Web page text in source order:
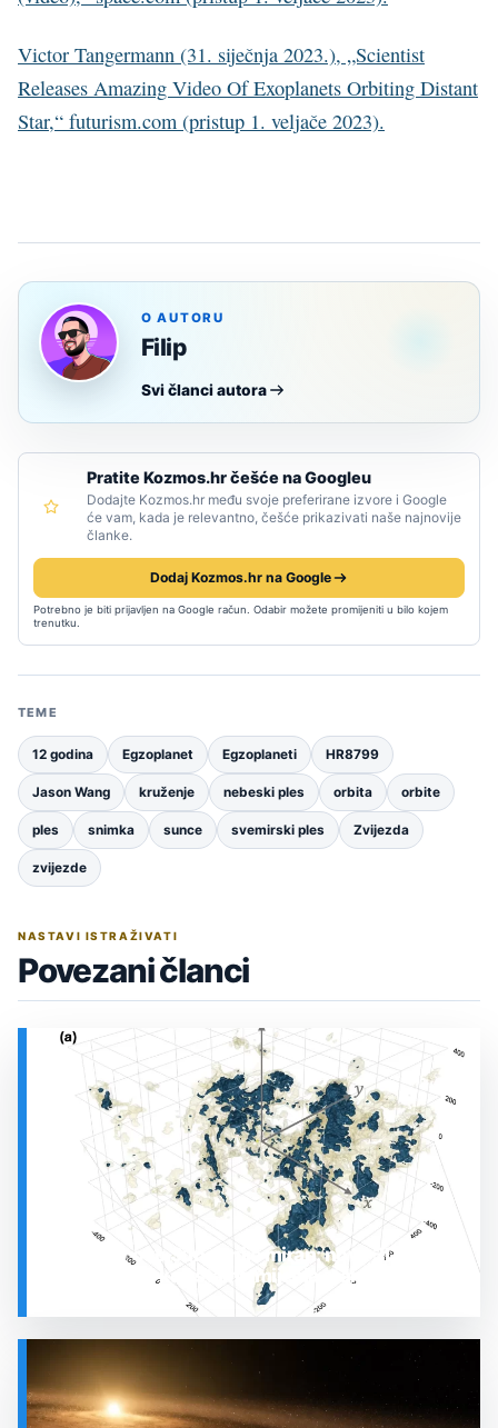
Victor Tangermann (31. siječnja 2023.), „Scientist
Releases Amazing Video Of Exoplanets Orbiting Distant
Star,“ futurism.com (pristup 1. veljače 2023).
O AUTORU
Filip
Svi članci autora
Pratite Kozmos.hr češće na Googleu
Dodajte Kozmos.hr među svoje preferirane izvore i Google
će vam, kada je relevantno, češće prikazivati naše najnovije
članke.
Dodaj Kozmos.hr na Google
Potrebno je biti prijavljen na Google račun. Odabir možete promijeniti u bilo kojem
trenutku.
TEME
12 godina Egzoplanet Egzoplaneti HR8799
Jason Wang kruženje nebeski ples orbita orbite
ples snimka sunce svemirski ples Zvijezda
zvijezde
NASTAVI ISTRAŽIVATI
Povezani članci
SVEMIR
Prostor oko Sunca nije miran: nova 3D karta
otkrila plin koji stalno mijenja stanje